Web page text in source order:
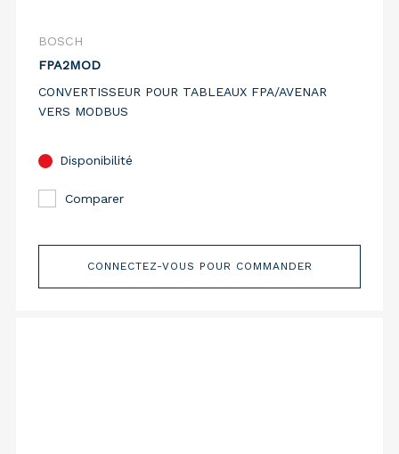
BOSCH
FPA2MOD
CONVERTISSEUR POUR TABLEAUX FPA/AVENAR
VERS MODBUS
Disponibilité
Comparer
CONNECTEZ-VOUS POUR COMMANDER